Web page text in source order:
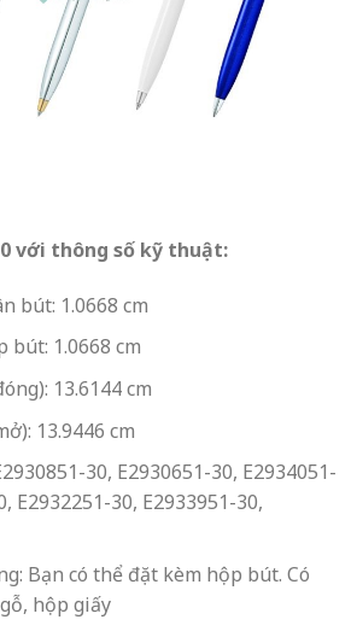
với thông số kỹ thuật:
bút: 1.0668 cm
1.0668 cm
13.6144 cm
13.9446 cm
30, E2930651-30, E2934051-
E2932251-30, E2933951-30,
Bạn có thể đặt kèm hộp bút. Có
hộp giấy